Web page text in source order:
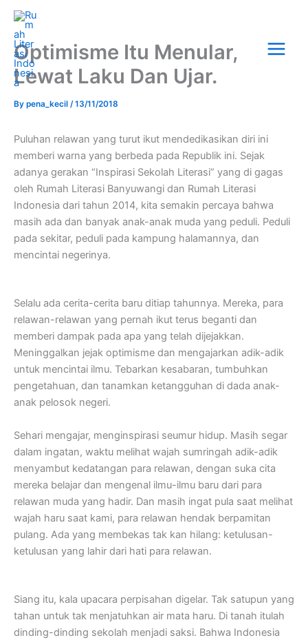
Skip
content
Menu
Optimisme Itu Menular,
Lewat Laku Dan Ujar.
By pena_kecil /13/11/2018
Puluhan relawan yang turut ikut mendedikasikan diri ini
memberi warna yang berbeda pada Republik ini. Sejak
adanya gerakan “Inspirasi Sekolah Literasi” yang di gagas
oleh Rumah Literasi Banyuwangi dan Rumah Literasi
Indonesia dari tahun 2014, kita semakin percaya bahwa
masih ada dan banyak anak-anak muda yang peduli. Peduli
pada sekitar, peduli pada kampung halamannya, dan
mencintai negerinya.
Selalu ada cerita-cerita baru ditiap tahunnya. Mereka, para
relawan-relawan yang pernah ikut terus beganti dan
memberi dampak pada apa yang telah dijejakkan.
Meninggalkan jejak optimisme dan mengajarkan adik-adik
untuk mencintai ilmu. Tebarkan kesabaran, tumbuhkan
pengetahuan, dan tanamkan ketangguhan di dada anak-
anak pelosok negeri.
Sehari mengajar, menginspirasi seumur hidup. Masih segar
dalam ingatan, waktu melihat wajah sumringah adik-adik
menyambut kedatangan para relawan, dengan suka cita
mereka belajar dan mengenal ilmu-ilmu baru dari para
relawan muda yang hadir. Dan masih ingat pula saat melihat
wajah haru saat kami, para relawan hendak berpamitan
pulang. Ada yang membekas tak kan hilang: ketulusan-
ketulusan yang lahir dari hati para relawan.
Siang itu, kala upacara perpisahan digelar. Tak satupun yang
tahan untuk tak menjatuhkan air mata haru. Di tanah itulah
dinding-dinding sekolah menjadi saksi. Bahwa Indonesia